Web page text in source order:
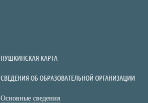
ПУШКИНСКАЯ КАРТА
СВЕДЕНИЯ ОБ ОБРАЗОВАТЕЛЬНОЙ ОРГАНИЗАЦИИ
Основные сведения